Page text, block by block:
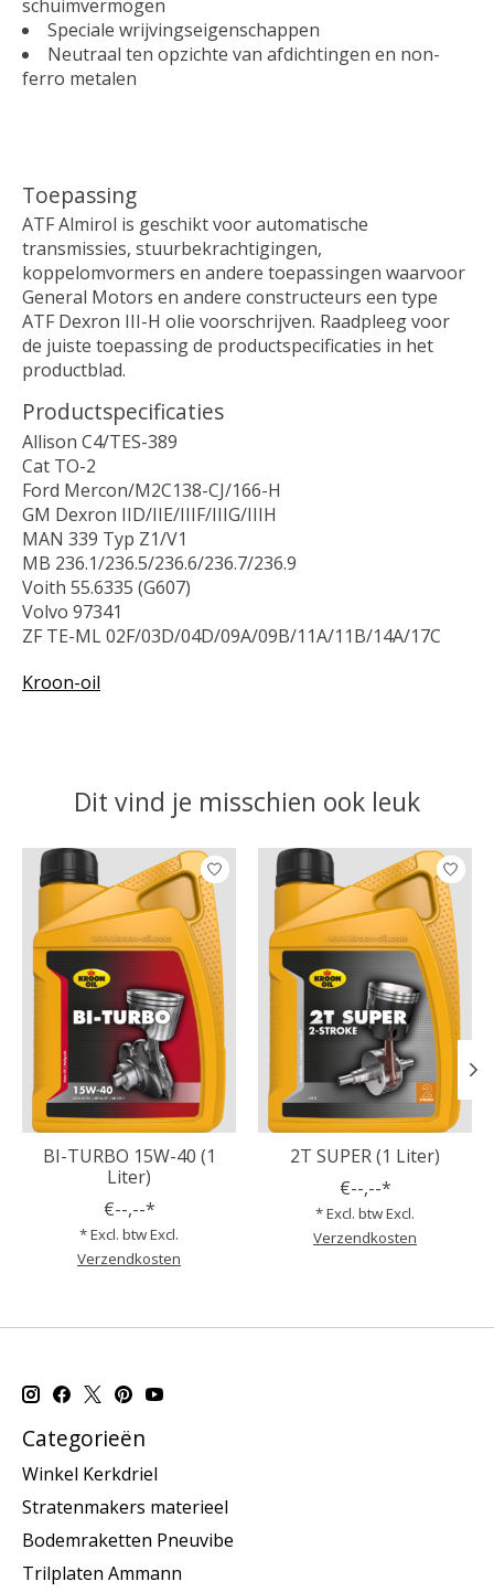
schuimvermogen
Speciale wrijvingseigenschappen
Neutraal ten opzichte van afdichtingen en non-
ferro metalen
Toepassing
ATF Almirol is geschikt voor automatische
transmissies, stuurbekrachtigingen,
koppelomvormers en andere toepassingen waarvoor
General Motors en andere constructeurs een type
ATF Dexron III-H olie voorschrijven. Raadpleeg voor
de juiste toepassing de productspecificaties in het
productblad.
Productspecificaties
Allison C4/TES-389
Cat TO-2
Ford Mercon/M2C138-CJ/166-H
GM Dexron IID/IIE/IIIF/IIIG/IIIH
MAN 339 Typ Z1/V1
MB 236.1/236.5/236.6/236.7/236.9
Voith 55.6335 (G607)
Volvo 97341
ZF TE-ML 02F/03D/04D/09A/09B/11A/11B/14A/17C
Kroon-oil
Dit vind je misschien ook leuk
Items van productcarrousel
BI-TURBO 15W-40 (1
Liter)
€--,--*
* Excl. btw Excl.
Verzendkosten
2T SUPER (1 Liter)
€--,--*
* Excl. btw Excl.
Verzendkosten
Categorieën
Winkel Kerkdriel
Stratenmakers materieel
Bodemraketten Pneuvibe
Trilplaten Ammann